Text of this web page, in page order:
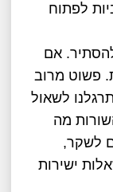
לפתוח
אם
פשוט מרוב
לשאול
מה
לשקר,
ישירות